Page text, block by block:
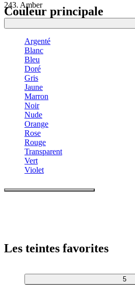
Couleur principale
Argenté
Blanc
Bleu
Doré
Gris
Jaune
Marron
Noir
Nude
Orange
Rose
Rouge
Transparent
Vert
Violet
Les teintes favorites
5
243. Amber